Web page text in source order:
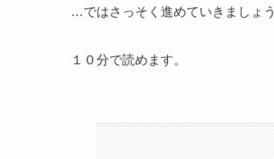
…ではさっそく進めていきましょう
１０分で読めます。